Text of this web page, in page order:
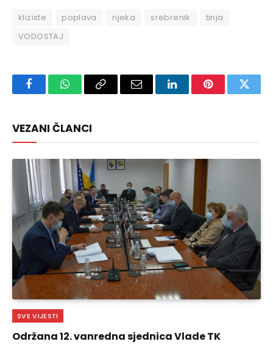
kliziste poplava rijeka srebrenik
tinja
VODOSTAJ
FacebookWhatsAppCopy
Email LinkedInPinterest
VEZANI ČLANCI
SVE VIJESTI
Održana 12. vanredna sjednica Vlade TK